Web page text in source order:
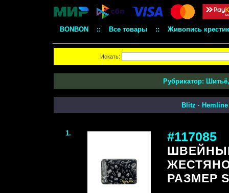
BONBON :: Все товары :: Живопись
Искать:
Рубрикатор:
Blitz · Hemline
1. #117085
РАЗМЕР